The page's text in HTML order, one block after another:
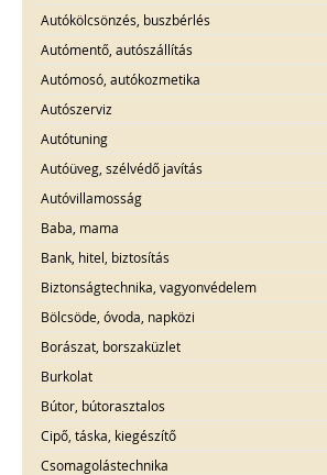
Autókölcsönzés, buszbérlés
Autómentő, autószállítás
Autómosó, autókozmetika
Autószerviz
Autótuning
Autóüveg, szélvédő javítás
Autóvillamosság
Baba, mama
Bank, hitel, biztosítás
Biztonságtechnika, vagyonvédelem
Bölcsöde, óvoda, napközi
Borászat, borszaküzlet
Burkolat
Bútor, bútorasztalos
Cipő, táska, kiegészítő
Csomagolástechnika